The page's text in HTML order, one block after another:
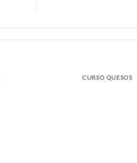
CURSO QUESOS